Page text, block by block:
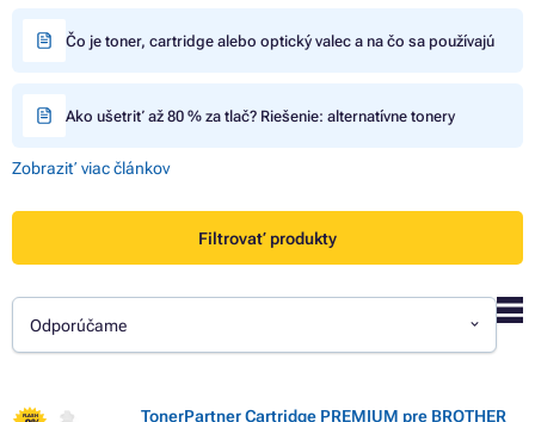
Čo je toner, cartridge alebo optický valec a na čo sa používajú
Ako ušetriť až 80 % za tlač? Riešenie: alternatívne tonery
Zobraziť viac článkov
Filtrovať produkty
Odporúčame
FLASH
TonerPartner Cartridge PREMIUM pre BROTHER